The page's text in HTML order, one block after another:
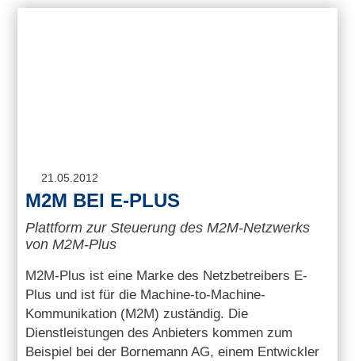
21.05.2012
M2M BEI E-PLUS
Plattform zur Steuerung des M2M-Netzwerks
von M2M-Plus
M2M-Plus ist eine Marke des Netzbetreibers E-
Plus und ist für die Machine-to-Machine-
Kommunikation (M2M) zuständig. Die
Dienstleistungen des Anbieters kommen zum
Beispiel bei der Bornemann AG, einem Entwickler